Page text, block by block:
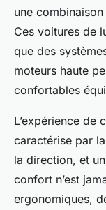
une
Ces voitures de
que des
moteurs haute
confortables
L’expérience de
caractérise par
la direction, et
confort n’est
ergonomiques,